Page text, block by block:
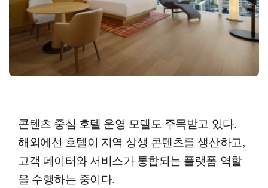
콘텐츠 중심 호텔 운영 모델도 주목받고 있다.
해외에선 호텔이 지역 상생 콘텐츠를 생산하고,
고객 데이터와 서비스가 통합되는 플랫폼 역할
을 수행하는 중이다.